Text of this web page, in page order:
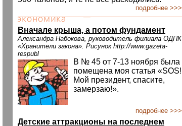
подробнее >>>
Вначале крыша, а потом фундамент
Александра Набокова, руководитель филиала ОДПК
«Хранители закона». Рисунок http://www.gazeta-
respubl
В № 45 от 7-13 ноября была
помещена моя статья «SOS!
Мой президент, спасите,
замерзаю!».
подробнее >>>
Детские аттракционы на последнем